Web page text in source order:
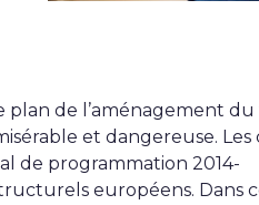
plan de l’aménagement
et dangereuse.
de programmation 2014-
européens. Dans